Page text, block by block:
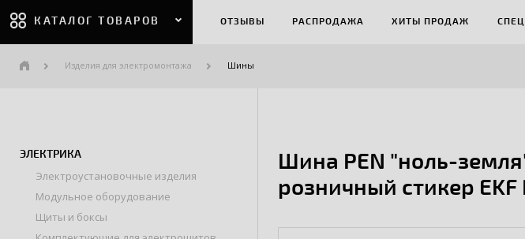
КАТАЛОГ ТОВАРОВ ОТЗЫВЫ РАСПРОДАЖА ХИТЫ ПРОДАЖ
Изделия для электромонтажа Шины
ЭЛЕКТРИКА
Электроустановочные изделия
Модульное оборудование
Щиты и боксы
Шина PEN "ноль-
розничный стикер EKF